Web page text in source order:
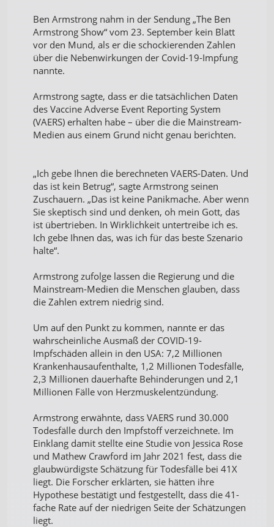
Ben Armstrong nahm in der Sendung „The Ben
Armstrong Show“ vom 23. September kein Blatt
vor den Mund, als er die schockierenden Zahlen
über die Nebenwirkungen der Covid-19-Impfung
nannte.
Armstrong sagte, dass er die tatsächlichen Daten
des Vaccine Adverse Event Reporting System
(VAERS) erhalten habe – über die die Mainstream-
Medien aus einem Grund nicht genau berichten.
„Ich gebe Ihnen die berechneten VAERS-Daten. Und
das ist kein Betrug“, sagte Armstrong seinen
Zuschauern. „Das ist keine Panikmache. Aber wenn
Sie skeptisch sind und denken, oh mein Gott, das
ist übertrieben. In Wirklichkeit untertreibe ich es.
Ich gebe Ihnen das, was ich für das beste Szenario
halte“.
Armstrong zufolge lassen die Regierung und die
Mainstream-Medien die Menschen glauben, dass
die Zahlen extrem niedrig sind.
Um auf den Punkt zu kommen, nannte er das
wahrscheinliche Ausmaß der COVID-19-
Impfschäden allein in den USA: 7,2 Millionen
Krankenhausaufenthalte, 1,2 Millionen Todesfälle,
2,3 Millionen dauerhafte Behinderungen und 2,1
Millionen Fälle von Herzmuskelentzündung.
Armstrong erwähnte, dass VAERS rund 30.000
Todesfälle durch den Impfstoff verzeichnete. Im
Einklang damit stellte eine Studie von Jessica Rose
und Mathew Crawford im Jahr 2021 fest, dass die
glaubwürdigste Schätzung für Todesfälle bei 41X
liegt. Die Forscher erklärten, sie hätten ihre
Hypothese bestätigt und festgestellt, dass die 41-
fache Rate auf der niedrigen Seite der Schätzungen
liegt.